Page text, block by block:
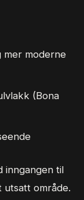
mer moderne
(Bona
inngangen til
område.